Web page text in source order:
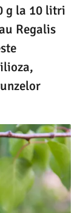
g la 10 litri
Regalis